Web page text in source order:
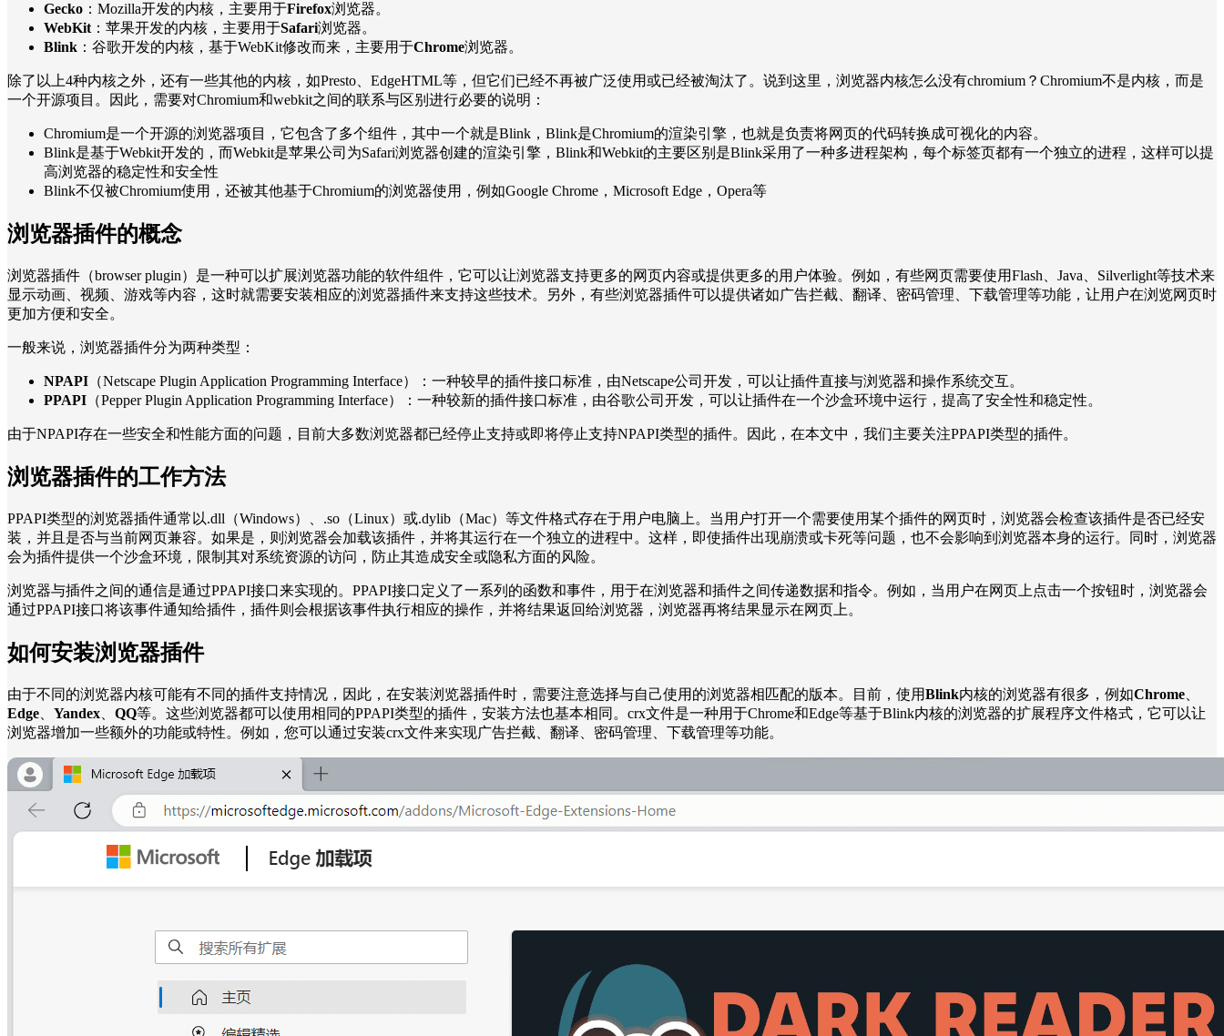
Gecko ：Mozilla开发的内核，主要用于Firefox浏览器。
WebKit ：苹果开发的内核，主要用于Safari浏览器。
Blink ：谷歌开发的内核，基于WebKit修改而来，主要用于Chrome浏览器。
除了以上4种内核之外，还有一些其他的内核，如Presto、EdgeHTML等，但它们已经不再被广泛使用或已经被淘汰了。说到这里，浏览器内核怎么没有chromium？Chromium不是内核，而是
一个开源项目。因此，需要对Chromium和webkit之间的联系与区别进行必要的说明：
Chromium是一个开源的浏览器项目，它包含了多个组件，其中一个就是Blink，Blink是Chromium的渲染引擎，也就是负责将网页的代码转换成可视化的内容。
Blink是基于Webkit开发的，而Webkit是苹果公司为Safari浏览器创建的渲染引擎，Blink和Webkit的主要区别是Blink采用了一种多进程架构，每个标签页都有一个独立的进程，这样可以提
高浏览器的稳定性和安全性
Blink不仅被Chromium使用，还被其他基于Chromium的浏览器使用，例如Google Chrome，Microsoft Edge，Opera等
浏览器插件的概念
浏览器插件（browser plugin）是一种可以扩展浏览器功能的软件组件，它可以让浏览器支持更多的网页内容或提供更多的用户体验。例如，有些网页需要使用Flash、Java、Silverlight等技术来
显示动画、视频、游戏等内容，这时就需要安装相应的浏览器插件来支持这些技术。另外，有些浏览器插件可以提供诸如广告拦截、翻译、密码管理、下载管理等功能，让用户在浏览网页时
更加方便和安全。
一般来说，浏览器插件分为两种类型：
NPAPI （Netscape Plugin Application Programming Interface）：一种较早的插件接口标准，由Netscape公司开发，可以让插件直接与浏览器和操作系统交互。
PPAPI （Pepper Plugin Application Programming Interface）：一种较新的插件接口标准，由谷歌公司开发，可以让插件在一个沙盒环境中运行，提高了安全性和稳定性。
由于NPAPI存在一些安全和性能方面的问题，目前大多数浏览器都已经停止支持或即将停止支持NPAPI类型的插件。因此，在本文中，我们主要关注PPAPI类型的插件。
浏览器插件的工作方法
PPAPI类型的浏览器插件通常以.dll（Windows）、.so（Linux）或.dylib（Mac）等文件格式存在于用户电脑上。当用户打开一个需要使用某个插件的网页时，浏览器会检查该插件是否已经安
装，并且是否与当前网页兼容。如果是，则浏览器会加载该插件，并将其运行在一个独立的进程中。这样，即使插件出现崩溃或卡死等问题，也不会影响到浏览器本身的运行。同时，浏览器
会为插件提供一个沙盒环境，限制其对系统资源的访问，防止其造成安全或隐私方面的风险。
浏览器与插件之间的通信是通过PPAPI接口来实现的。PPAPI接口定义了一系列的函数和事件，用于在浏览器和插件之间传递数据和指令。例如，当用户在网页上点击一个按钮时，浏览器会
通过PPAPI接口将该事件通知给插件，插件则会根据该事件执行相应的操作，并将结果返回给浏览器，浏览器再将结果显示在网页上。
如何安装浏览器插件
由于不同的浏览器内核可能有不同的插件支持情况，因此，在安装浏览器插件时，需要注意选择与自己使用的浏览器相匹配的版本。目前，使用Blink内核的浏览器有很多，例如Chrome
Edge
Yandex QQ等。这些浏览器都可以使用相同的PPAPI类型的插件，安装方法也基本相同。crx文件是一种用于Chrome和Edge等基于Blink内核的浏览器的扩展程序文件格式，它可以让
浏览器增加一些额外的功能或特性。例如，您可以通过安装crx文件来实现广告拦截、翻译、密码管理、下载管理等功能。